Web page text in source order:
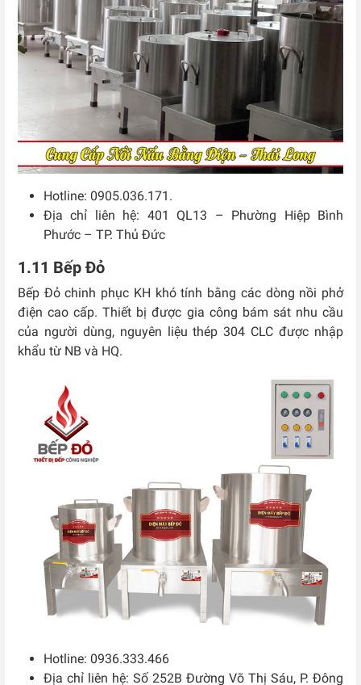
Hotline: 0905.036.171.
Địa chỉ liên hệ: 401 QL13 – Phường Hiệp Bình
Phước – TP. Thủ Đức
1.11 Bếp Đỏ
Bếp Đỏ chinh phục KH khó tính bằng các dòng nồi phở
điện cao cấp. Thiết bị được gia công bám sát nhu cầu
của người dùng, nguyên liệu thép 304 CLC được nhập
khẩu từ NB và HQ.
Hotline: 0936.333.466
Địa chỉ liên hệ: Số 252B Đường Võ Thị Sáu, P. Đông